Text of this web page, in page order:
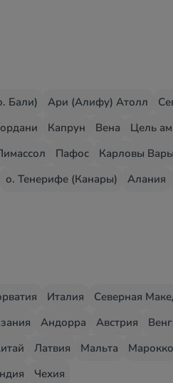
Бали) Ари (Алифу) Атолл
Капрун Вена Цель
Пафос Карловы Вары
о. Тенерифе (Канары) Алания
Италия Северная
Андорра Австрия
Латвия Мальта Марокко
Чехия